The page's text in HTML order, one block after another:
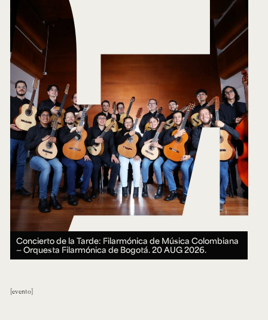
Concierto de la Tarde: Filarmónica de Música Colombiana
— Orquesta Filarmónica de Bogotá.20 AUG 2026.
evento